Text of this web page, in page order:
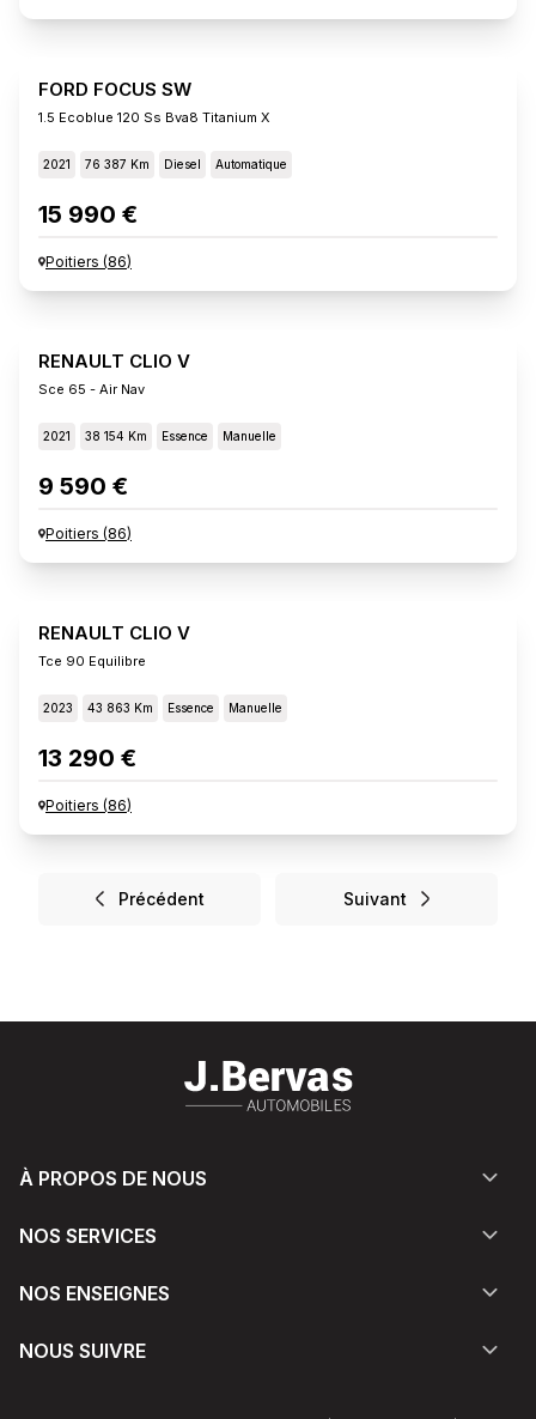
FORD FOCUS SW
1.5 Ecoblue 120 Ss Bva8 Titanium X
2021 76 387 Km Diesel Automatique
15 990 €
Poitiers (86)
RENAULT CLIO V
Sce 65 - Air Nav
2021 38 154 Km Essence Manuelle
9 590 €
Poitiers (86)
RENAULT CLIO V
Tce 90 Equilibre
2023 43 863 Km Essence Manuelle
13 290 €
Poitiers (86)
Précédent Suivant
À PROPOS DE NOUS
NOS SERVICES
NOS ENSEIGNES
NOUS SUIVRE